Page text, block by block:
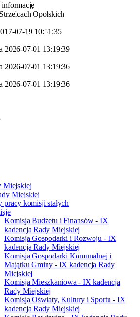
informację
Opolskich
07-19 10:51:35
2026-07-01 13:19:39
2026-07-01 13:19:36
2026-07-01 13:19:36
Miejskiej
Miejskiej
pracy komisji stałych
Komisja Budżetu i Finansów - IX
kadencja Rady Miejskiej
Komisja Gospodarki i Rozwoju - IX
kadencja Rady Miejskiej
Komisja Gospodarki Komunalnej i
Majątku Gminy - IX kadencja Rady
Miejskiej
Komisja Mieszkaniowa - IX kadencja
Rady Miejskiej
Komisja Oświaty, Kultury i Sportu - IX
kadencja Rady Miejskiej